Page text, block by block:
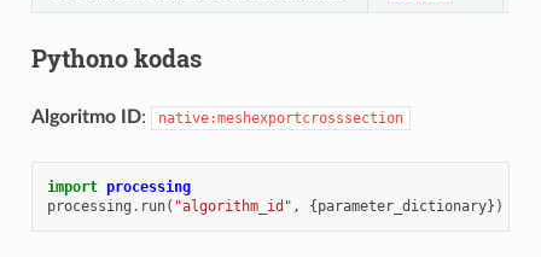
Pythono kodas
Algoritmo ID: native:meshexportcrosssection
import processing
processing . run( "algorithm_id" , {parameter_dictionary})